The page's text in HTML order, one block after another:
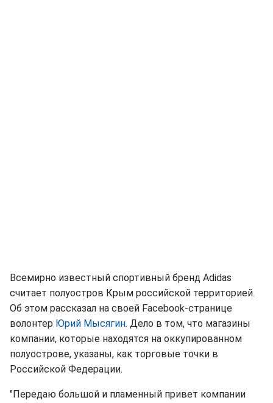
Всемирно известный спортивный бренд Adidas
считает полуостров Крым российской территорией.
Об этом рассказал на своей Facebook-странице
волонтер Юрий Мысягин. Дело в том, что магазины
компании, которые находятся на оккупированном
полуострове, указаны, как торговые точки в
Российской Федерации.
"Передаю большой и пламенный привет компании